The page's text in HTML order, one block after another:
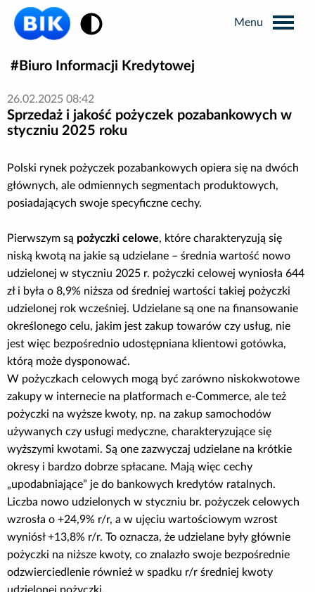
Wyszukiwarka
Informacje prasowe
Analizy rynkowe
Publikacje BIK
Business Intelligence
Kontakt dla mediów
Poradnik BIK
Kontakt
Logowanie
Załóż konto
Biuro Informacji Kredytowej
26.02.2025 08:42
Sprzedaż i jakość pożyczek pozabankowych w
styczniu 2025 roku
Polski rynek pożyczek pozabankowych opiera się na dwóch
głównych, ale odmiennych segmentach produktowych,
posiadających swoje specyficzne cechy.
Pierwszym są pożyczki celowe, które charakteryzują się
niską kwotą na jakie są udzielane – średnia wartość nowo
udzielonej w styczniu 2025 r. pożyczki celowej wyniosła 644
zł i była o 8,9% niższa od średniej wartości takiej pożyczki
udzielonej rok wcześniej. Udzielane są one na finansowanie
określonego celu, jakim jest zakup towarów czy usług, nie
jest więc bezpośrednio udostępniana klientowi gotówka,
którą może dysponować.
W pożyczkach celowych mogą być zarówno niskokwotowe
zakupy w internecie na platformach e-Commerce, ale też
pożyczki na wyższe kwoty, np. na zakup samochodów
używanych czy usługi medyczne, charakteryzujące się
wyższymi kwotami. Są one zazwyczaj udzielane na krótkie
okresy i bardzo dobrze spłacane. Mają więc cechy
„upodabniające” je do bankowych kredytów ratalnych.
Liczba nowo udzielonych w styczniu br. pożyczek celowych
wzrosła o +24,9% r/r, a w ujęciu wartościowym wzrost
wyniósł +13,8% r/r. To oznacza, że udzielane były głównie
pożyczki na niższe kwoty, co znalazło swoje bezpośrednie
odzwierciedlenie również w spadku r/r średniej kwoty